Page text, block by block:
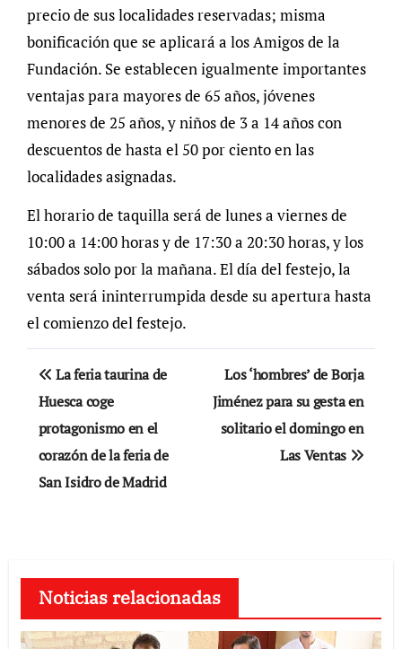
precio de sus localidades reservadas; misma
bonificación que se aplicará a los Amigos de la
Fundación. Se establecen igualmente importantes
ventajas para mayores de 65 años, jóvenes
menores de 25 años, y niños de 3 a 14 años con
descuentos de hasta el 50 por ciento en las
localidades asignadas.
El horario de taquilla será de lunes a viernes de
10:00 a 14:00 horas y de 17:30 a 20:30 horas, y los
sábados solo por la mañana. El día del festejo, la
venta será ininterrumpida desde su apertura hasta
el comienzo del festejo.
Navegación
de
entradas
La feria taurina de
Huesca coge
protagonismo en el
corazón de la feria de
San Isidro de Madrid
Los ‘hombres’ de Borja
Jiménez para su gesta en
solitario el domingo en
Las Ventas
Noticias relacionadas